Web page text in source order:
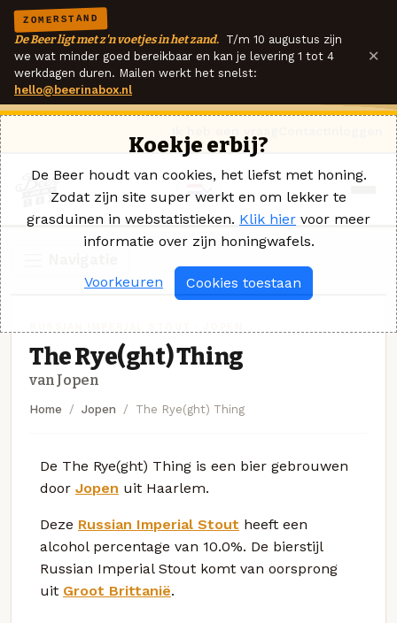
ZOMERSTAND
De Beer ligt met z'n voetjes in het zand. T/m 10 augustus zijn
we wat minder goed bereikbaar en kan je levering 1 tot 4
werkdagen duren. Mailen werkt het snelst:
hello@beerinabox.nl
×
The Rye(ght) Thing
van Jopen
Home Jopen The Rye(ght) Thing
De The Rye(ght) Thing is een bier gebrouwen
door Jopen uit Haarlem.
Deze Russian Imperial Stout heeft een
alcohol percentage van 10.0%. De bierstijl
Russian Imperial Stout komt van oorsprong
uit Groot Brittanië.
Koekje erbij?
De Beer houdt van cookies, het liefst met honing.
Zodat zijn site super werkt en om lekker te
grasduinen in webstatistieken. Klik hier voor meer
informatie over zijn honingwafels.
Voorkeuren Cookies toestaan